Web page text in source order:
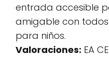
entrada accesible
amigable con
para niños.
Valoraciones: EA